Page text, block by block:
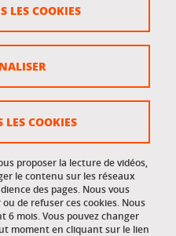
personnels
proposer la lecture de vidéos,
le contenu sur les réseaux
des pages. Nous vous
de refuser ces cookies. Nous
6 mois. Vous pouvez changer
moment en cliquant sur le lien
LES COOKIES
LES COOKIES